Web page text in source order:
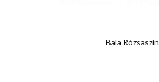
Bala Rózsaszín